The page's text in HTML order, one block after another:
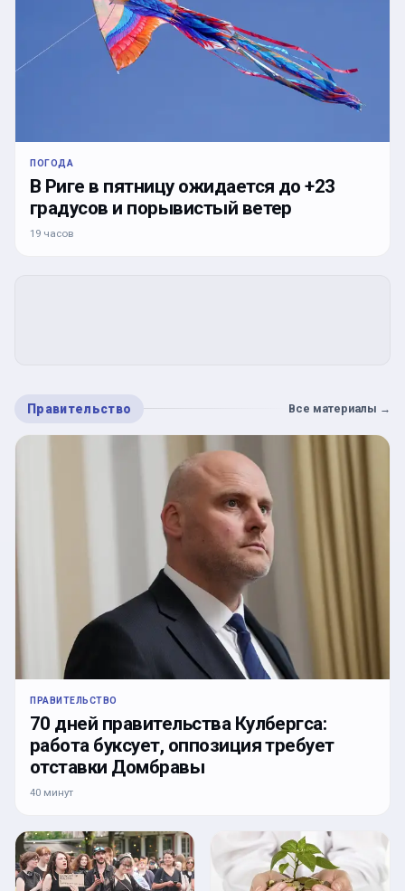
ПОГОДА
В Риге в пятницу ожидается до +23
градусов и порывистый ветер
19 часов
Правительство Все материалы →
ПРАВИТЕЛЬСТВО
70 дней правительства Кулбергса:
работа буксует, оппозиция требует
отставки Домбравы
40 минут